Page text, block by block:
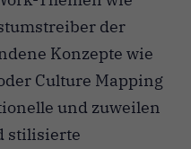
der
Konzepte wie
Culture Mapping
und zuweilen
stilisierte